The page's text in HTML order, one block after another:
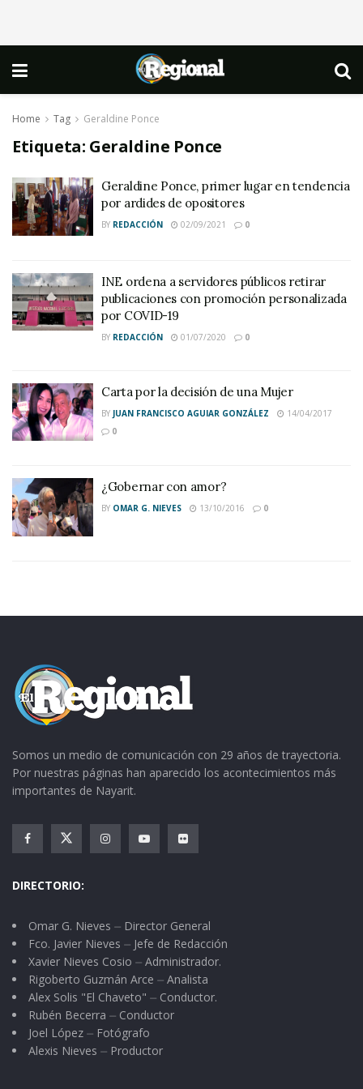
Home Tag Geraldine Ponce
Etiqueta: Geraldine Ponce
Geraldine Ponce, primer lugar en tendencia
por ardides de opositores
BY REDACCIÓN 02/09/2021 0
INE ordena a servidores públicos retirar
publicaciones con promoción personalizada
por COVID-19
BY REDACCIÓN 01/07/2020 0
Carta por la decisión de una Mujer
BY JUAN FRANCISCO AGUIAR GONZÁLEZ
14/04/2017
0
¿Gobernar con amor?
BY OMAR G. NIEVES 13/10/2016 0
Somos un medio de comunicación con 29 años de trayectoria.
Por nuestras páginas han aparecido los acontecimientos más
importantes de Nayarit.
DIRECTORIO:
Omar G. Nieves ⏤ Director General
Fco. Javier Nieves ⏤ Jefe de Redacción
Xavier Nieves Cosio ⏤ Administrador.
Rigoberto Guzmán Arce ⏤ Analista
Alex Solis "El Chaveto" ⏤ Conductor.
Rubén Becerra ⏤ Conductor
Joel López ⏤ Fotógrafo
Alexis Nieves ⏤ Productor